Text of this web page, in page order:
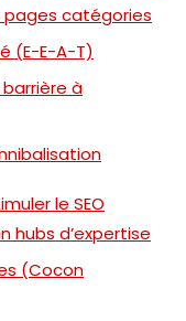
catégories
(E-E-A-T)
à
le SEO
hubs d’expertise
(Cocon